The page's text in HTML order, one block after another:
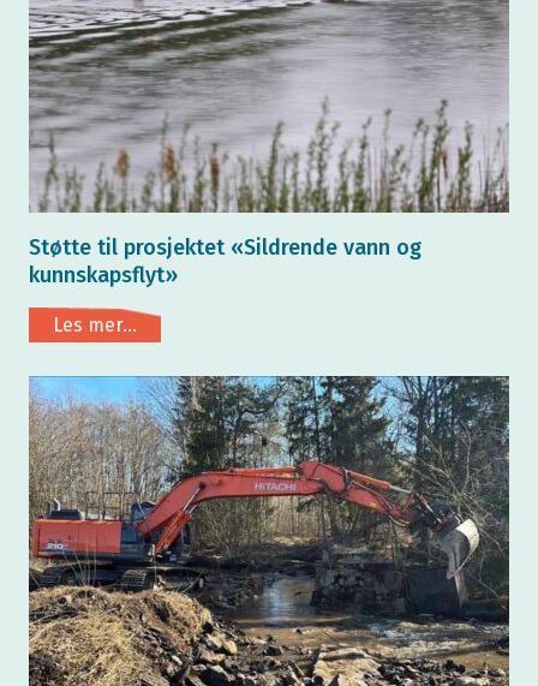
Støtte til prosjektet «Sildrende vann og
kunnskapsflyt»
Les mer...